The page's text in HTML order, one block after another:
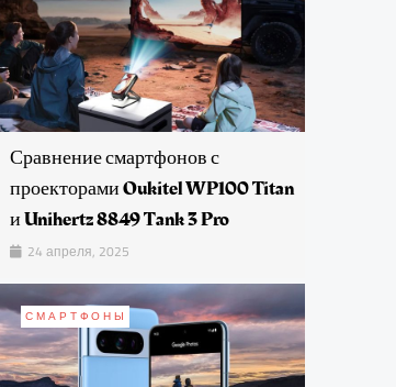
Сравнение смартфонов с
проекторами Oukitel WP100 Titan
и Unihertz 8849 Tank 3 Pro
24 апреля, 2025
СМАРТФОНЫ